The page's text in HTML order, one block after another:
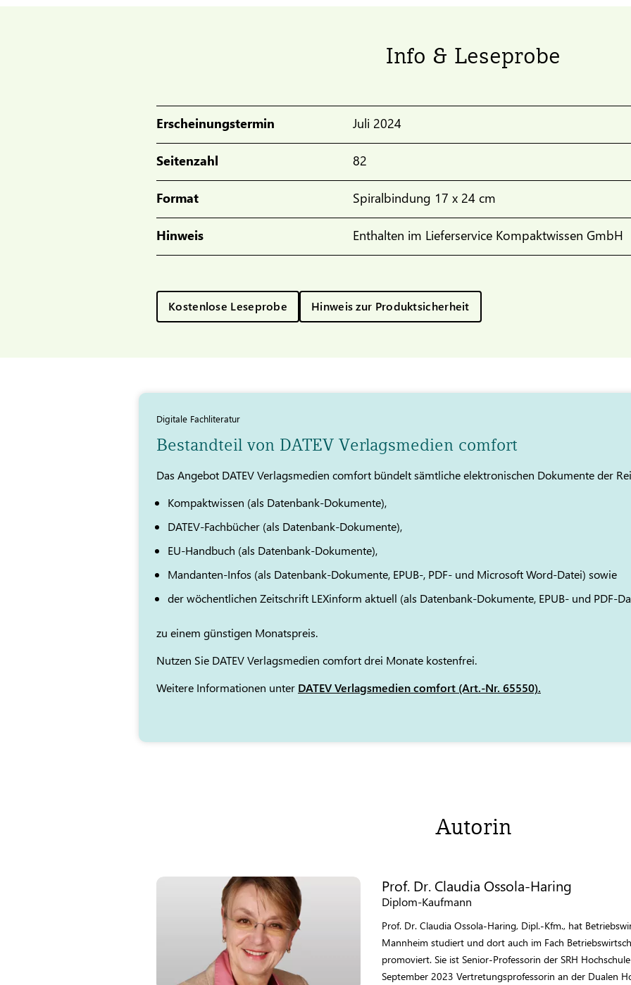
Info & Leseprobe
Erscheinungstermin Juli 2024
Seitenzahl 82
Format Spiralbindung 17 x 24 cm
Hinweis Enthalten im Lieferservice Kompaktwissen GmbH
Kostenlose Leseprobe Hinweis zur Produktsicherheit
Digitale Fachliteratur
Bestandteil von DATEV Verlagsmedien comfort
Das Angebot DATEV Verlagsmedien comfort bündelt sämtliche elektronischen Dokumente der
Kompaktwissen (als Datenbank-Dokumente),
DATEV-Fachbücher (als Datenbank-Dokumente),
EU-Handbuch (als Datenbank-Dokumente),
Mandanten-Infos (als Datenbank-Dokumente, EPUB-, PDF- und Microsoft Word-Datei) sowie
der wöchentlichen Zeitschrift LEXinform aktuell (als Datenbank-Dokumente, EPUB- und PDF-
zu einem günstigen Monatspreis.
Nutzen Sie DATEV Verlagsmedien comfort drei Monate kostenfrei.
Weitere Informationen unter DATEV Verlagsmedien comfort (Art.-Nr. 65550).
Autorin
Prof. Dr. Claudia Ossola-Haring
Diplom-Kaufmann
Prof. Dr. Claudia Ossola-Haring, Dipl.-Kfm., hat
Mannheim studiert und dort auch im Fach
promoviert. Sie ist Senior-Professorin der SRH
September 2023 Vertretungsprofessorin an der Dualen